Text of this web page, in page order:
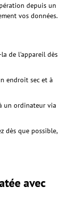
depuis un
vos données.
la de l'appareil dès
endroit sec et à
un ordinateur via
dès que possible,
avec